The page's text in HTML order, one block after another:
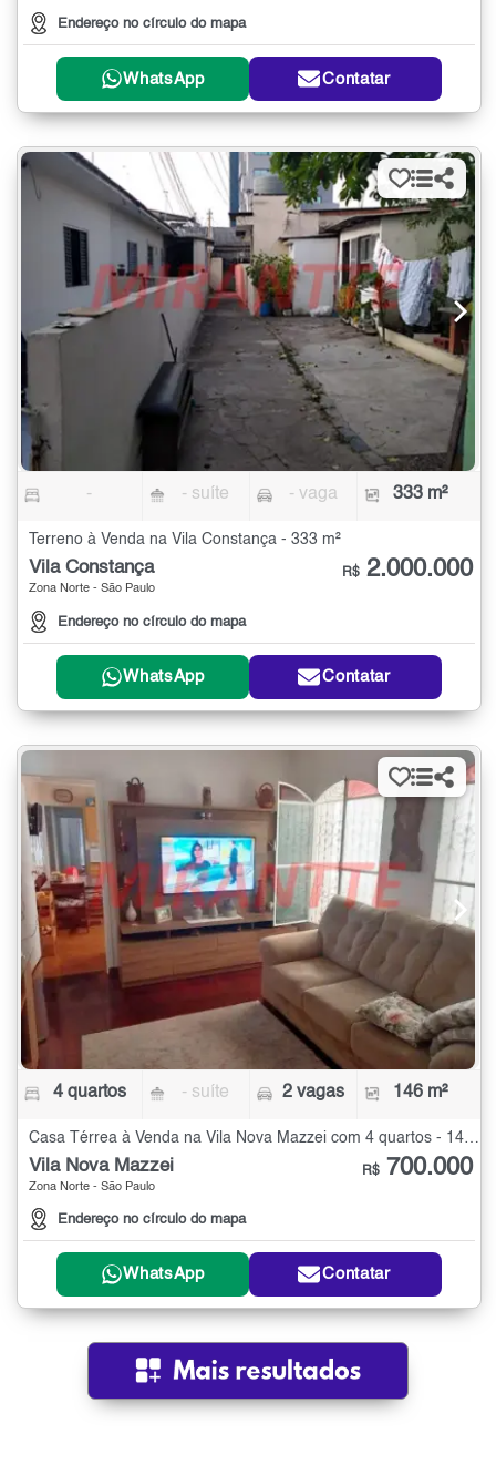
Endereço no círculo do mapa
WhatsApp Contatar
- - suíte - vaga 333 m²
Terreno à Venda na Vila Constança - 333 m²
Vila Constança
Zona Norte - São Paulo
Endereço no círculo do mapa
R$ 2.000.000
WhatsApp Contatar
4 quartos - suíte 2 vagas 146 m²
Vila Nova Mazzei
Zona Norte - São Paulo
Endereço no círculo do mapa
R$ 700.000
WhatsApp Contatar